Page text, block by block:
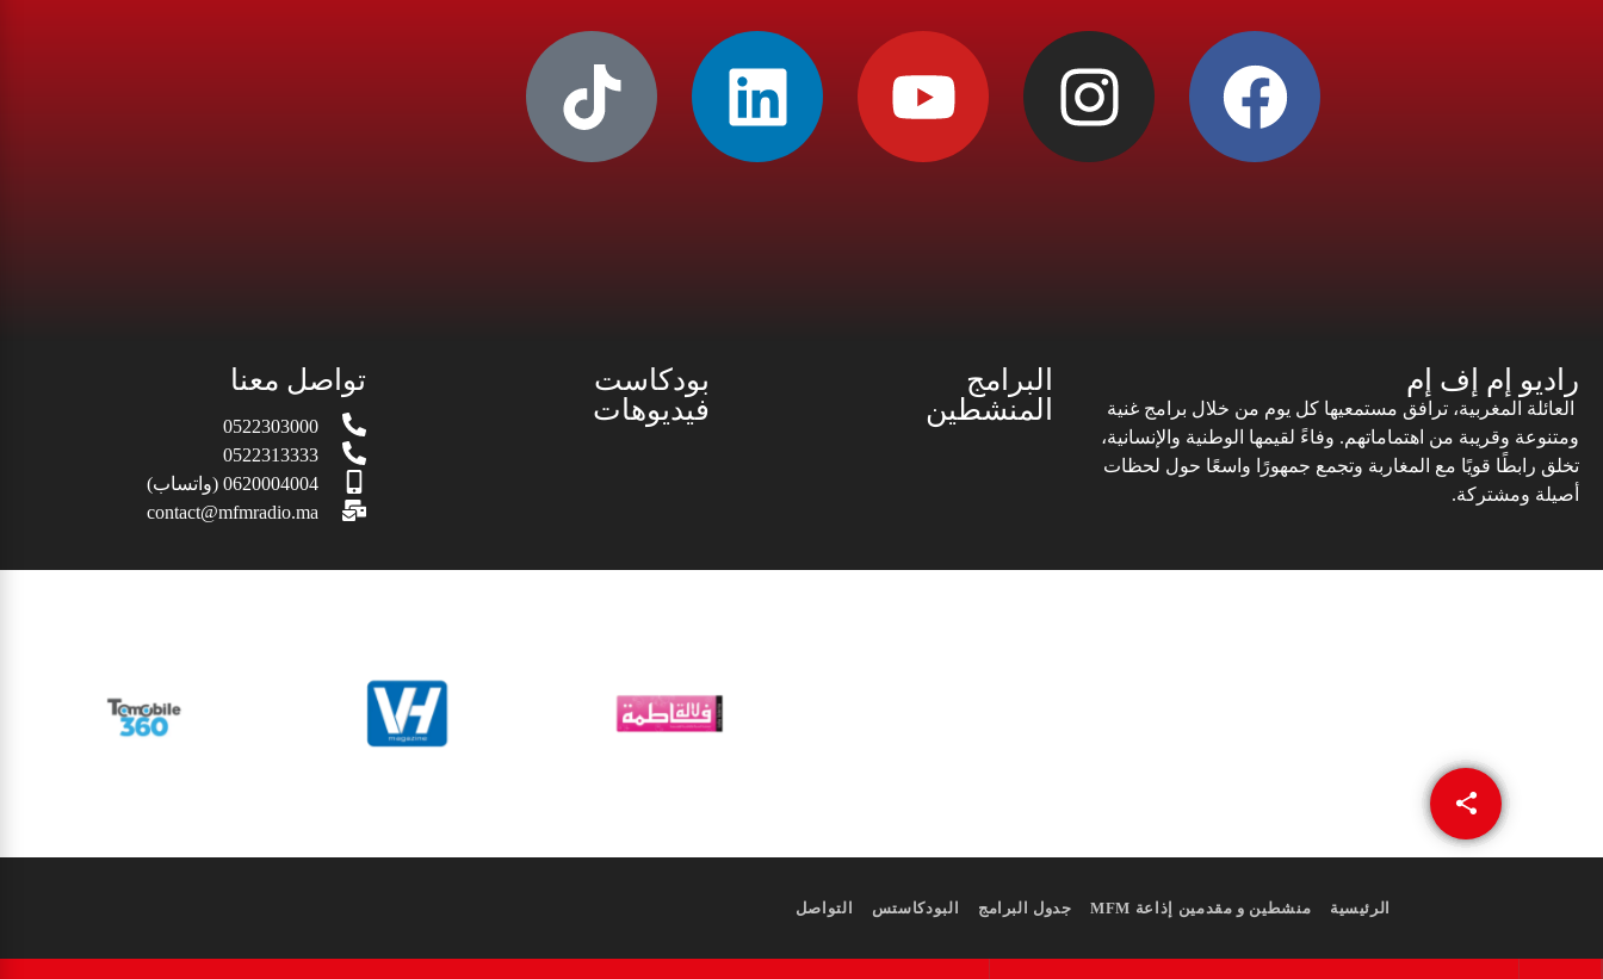
share
email
راديو إم إف إم
العائلة المغربية، ترافق مستمعيها كل يوم من خلال برامج غنية
ومتنوعة وقريبة من اهتماماتهم. وفاءً لقيمها الوطنية والإنسانية،
تخلق رابطًا قويًا مع المغاربة وتجمع جمهورًا واسعًا حول لحظات
أصيلة ومشتركة.
البرامج
المنشطين
بودكاست
فيديوهات
تواصل معنا
0522303000
0522313333
0620004004 (واتساب)
contact@mfmradio.ma
الرئيسية منشطين و مقدمين إذاعة MFM جدول البرامج البودكاستس التواصل